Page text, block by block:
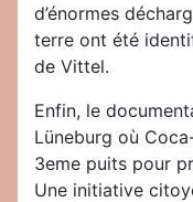
d’énormes
terre ont été
de Vittel.
Enfin, le
Lüneburg où
3eme puits pour
Une initiative